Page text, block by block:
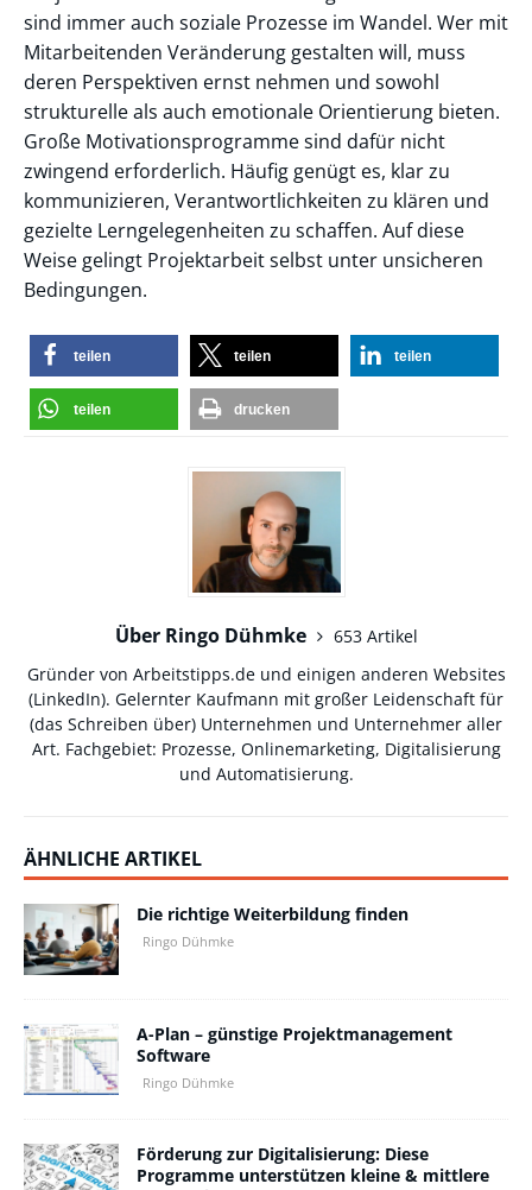
sind immer auch soziale Prozesse im Wandel. Wer mit
Mitarbeitenden Veränderung gestalten will, muss
deren Perspektiven ernst nehmen und sowohl
strukturelle als auch emotionale Orientierung bieten.
Große Motivationsprogramme sind dafür nicht
zwingend erforderlich. Häufig genügt es, klar zu
kommunizieren, Verantwortlichkeiten zu klären und
gezielte Lerngelegenheiten zu schaffen. Auf diese
Weise gelingt Projektarbeit selbst unter unsicheren
Bedingungen.
teilen teilen teilen
teilen drucken
Über Ringo Dühmke
653 Artikel
Gründer von Arbeitstipps.de und einigen anderen Websites
(LinkedIn). Gelernter Kaufmann mit großer Leidenschaft für
(das Schreiben über) Unternehmen und Unternehmer aller
Art. Fachgebiet: Prozesse, Onlinemarketing, Digitalisierung
und Automatisierung.
ÄHNLICHE ARTIKEL
Die richtige Weiterbildung finden
Ringo Dühmke
A-Plan – günstige Projektmanagement
Software
Ringo Dühmke
Förderung zur Digitalisierung: Diese
Programme unterstützen kleine & mittlere